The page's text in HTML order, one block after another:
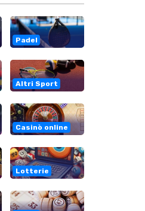
Padel
Altri Sport
Casinò online
Lotterie